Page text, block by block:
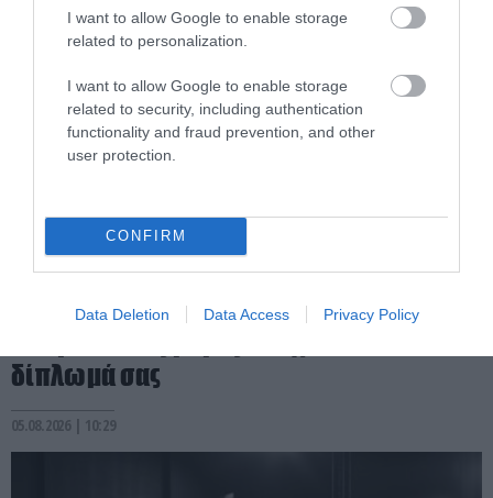
I want to allow Google to enable storage
related to personalization.
I want to allow Google to enable storage
related to security, including authentication
functionality and fraud prevention, and other
user protection.
CONFIRM
Data Deletion Data Access Privacy Policy
PRONEWS.GR /AUTO - MOTO
Τα «γαλλικά» πίσω από το τιμόνι
κοστίζουν: Τι πρόστιμο θα πληρώσετε
δίπλωμά σας
05.08.2026 | 10:29